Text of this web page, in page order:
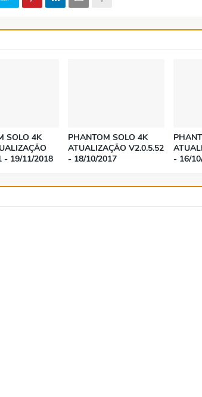
SOLO 4K
- 19/11/2018
PHANTOM SOLO 4K
ATUALIZAÇÃO V2.0.5.52
- 18/10/2017
- 16/